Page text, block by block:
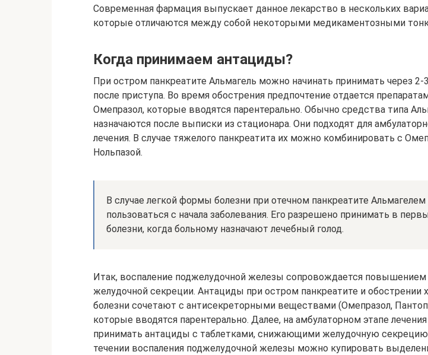
Современная фармация выпускает данное лекарство в нескольких
которые отличаются между собой некоторыми медикаментозными
Когда принимаем антациды?
При остром панкреатите Альмагель можно начинать принимать через 2-
после приступа. Во время обострения предпочтение отдается
Омепразол, которые вводятся парентерально. Обычно средства типа
назначаются после выписки из стационара. Они подходят для
лечения. В случае тяжелого панкреатита их можно комбинировать с
Нольпазой.
В случае легкой формы болезни при отечном панкреатите
пользоваться с начала заболевания. Его разрешено принимать в
болезни, когда больному назначают лечебный голод.
Итак, воспаление поджелудочной железы сопровождается повышением
желудочной секреции. Антациды при остром панкреатите и обострении
болезни сочетают с антисекреторными веществами (Омепразол,
которые вводятся парентерально. Далее, на амбулаторном этапе
принимать антациды с таблетками, снижающими желудочную
течении воспаления поджелудочной железы можно купировать